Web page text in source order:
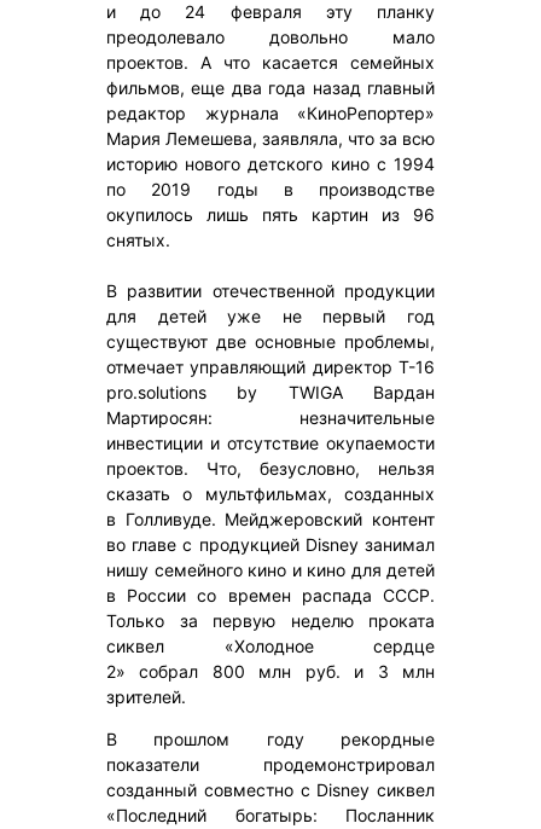
и до 24 февраля эту планку
преодолевало довольно мало
проектов. А что касается семейных
фильмов, еще два года назад главный
редактор журнала «КиноРепортер»
Мария Лемешева, заявляла, что за всю
историю нового детского кино с 1994
по 2019 годы в производстве
окупилось лишь пять картин из 96
снятых.
В развитии отечественной продукции
для детей уже не первый год
существуют две основные проблемы,
отмечает управляющий директор T-16
pro.solutions by TWIGA Вардан
Мартиросян: незначительные
инвестиции и отсутствие окупаемости
проектов. Что, безусловно, нельзя
сказать о мультфильмах, созданных
в Голливуде. Мейджеровский контент
во главе с продукцией Disney занимал
нишу семейного кино и кино для детей
в России со времен распада СССР.
Только за первую неделю проката
сиквел «Холодное сердце
2» собрал 800 млн руб. и 3 млн
зрителей.
В прошлом году рекордные
показатели продемонстрировал
созданный совместно с Disney сиквел
«Последний богатырь: Посланник